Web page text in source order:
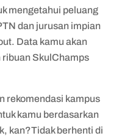
mengetahui peluang
dan jurusan impian
Data kamu akan
SkulChamps
rekomendasi kampus
kamu berdasarkan
kan?Tidak berhenti di